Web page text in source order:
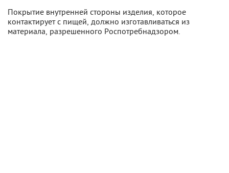
Покрытие внутренней стороны изделия, которое
контактирует с пищей, должно изготавливаться из
материала, разрешенного Роспотребнадзором.